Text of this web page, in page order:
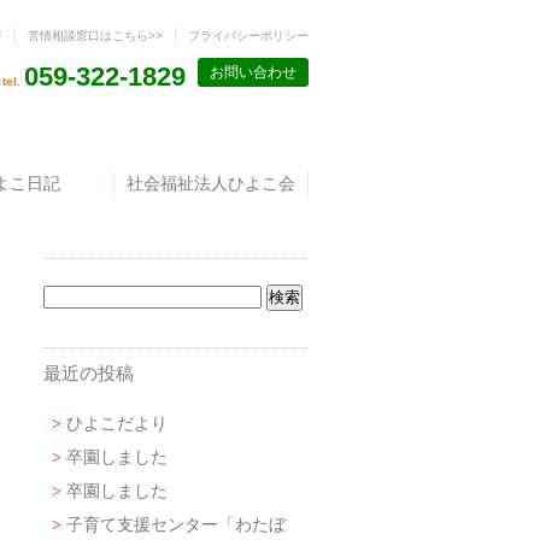
苦情相談窓口はこちら>> プライバシーポリシー
tel. 059-322-1829 お問い合わせ
こ日記 社会福祉法人ひよこ会
最近の投稿
ひよこだより
卒園しました
卒園しました
子育て支援センター「わたぼ